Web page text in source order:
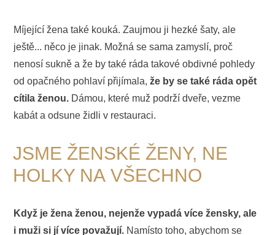
Míjející žena také kouká. Zaujmou ji hezké šaty, ale
ještě... něco je jinak. Možná se sama zamyslí, proč
nenosí sukně a že by také ráda takové obdivné pohledy
od opačného pohlaví přijímala,že by se také ráda opět
cítila ženou. Dámou, které muž podrží dveře, vezme
kabát a odsune židli v restauraci.
JSME ŽENSKÉ ŽENY, NE
HOLKY NA VŠECHNO
Když je žena ženou, nejenže vypadá více žensky, ale
i muži si jí více považují. Namísto toho, abychom se